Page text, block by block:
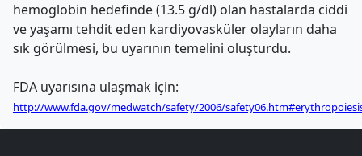
hemoglobin hedefinde (13.5 g/dl) olan hastalarda ciddi
ve yaşamı tehdit eden kardiyovasküler olayların daha
sık görülmesi, bu uyarının temelini oluşturdu.
FDA uyarısına ulaşmak için:
http://www.fda.gov/medwatch/safety/2006/